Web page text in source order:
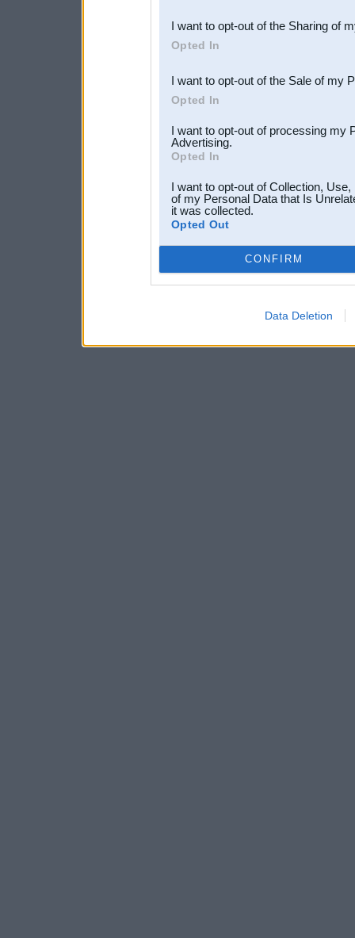
Downstream Participants
third parties.
I want to opt-out of the Sharing of
Opted In
I want to opt-out of the Sale of my
Opted In
I want to opt-out of processing my
Advertising.
Opted In
I want to opt-out of Collection,
of my Personal Data that Is
it was collected.
Opted Out
CONFIRM
Data Deletion